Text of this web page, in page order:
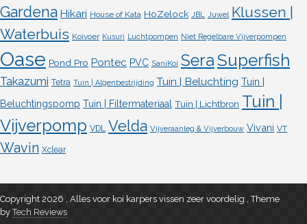
Gardena Hikari House of Kata HoZelock JBL Juwel Klussen |
Waterbuis Koivoer Kusuri Luchtpompen Niet Regelbare Vijverpompen
Oase Pond Pro Pontec PVC SaniKoi SeraSuperfish
Takazumi Tetra Tuin | Algenbestrijding Tuin | Beluchting Tuin |
Beluchtingspomp Tuin | Filtermateriaal Tuin | Lichtbron Tuin |
Vijverpomp VDL Velda Vijveraanleg & Vijverbouw Vivani VT
Wavin Xclear
Copyright 2026 , Alles voor koi karpers vissen zeer voordelig ,Theme
byTech Reviews